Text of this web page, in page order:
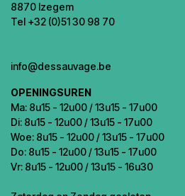
8870 Izegem
Tel +32 (0)51 30 98 70
info@dessauvage.be
OPENINGSUREN
Ma: 8u15 - 12u00 / 13u15 - 17u00
Di: 8u15 - 12u00 / 13u15 - 17u00
Woe: 8u15 - 12u00 / 13u15 - 17u00
Do: 8u15 - 12u00 / 13u15 - 17u00
Vr: 8u15 - 12u00 / 13u15 - 16u30